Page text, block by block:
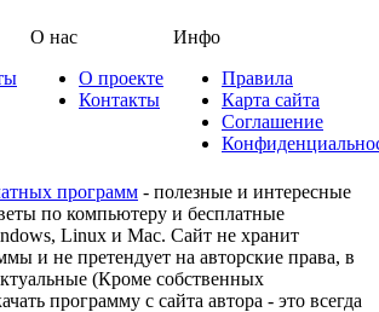
О нас
О проекте
Контакты
Инфо
Правила
Карта сайта
Соглашение
программ - полезные и интересные
по компьютеру и бесплатные
Linux и Mac. Сайт не хранит
и не претендует на авторские права, в
(Кроме собственных
программу с сайта автора - это всегда